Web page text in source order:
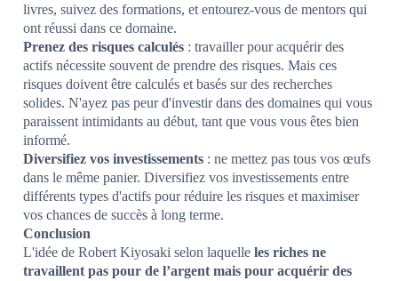
livres, suivez des formations, et entourez-vous de mentors qui
ont réussi dans ce domaine.
Prenez des risques calculés : travailler pour acquérir des
actifs nécessite souvent de prendre des risques. Mais ces
risques doivent être calculés et basés sur des recherches
solides. N'ayez pas peur d'investir dans des domaines qui vous
paraissent intimidants au début, tant que vous vous êtes bien
informé.
Diversifiez vos investissements : ne mettez pas tous vos œufs
dans le même panier. Diversifiez vos investissements entre
différents types d'actifs pour réduire les risques et maximiser
vos chances de succès à long terme.
Conclusion
L'idée de Robert Kiyosaki selon laquelle les riches ne
travaillent pas pour de l’argent mais pour acquérir des